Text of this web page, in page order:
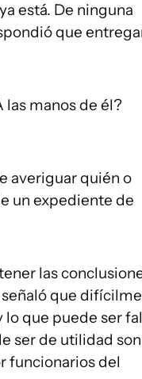
está. De ninguna
que
manos de él?
averiguar quién o
un expediente de
las
que
que puede ser
ser de utilidad
funcionarios del